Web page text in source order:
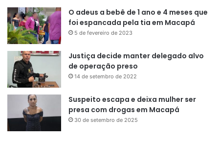
O adeus a bebê de 1 ano e 4 meses que
foi espancada pela tia em Macapá
5 de fevereiro de 2023
Justiça decide manter delegado alvo
de operação preso
14 de setembro de 2022
Suspeito escapa e deixa mulher ser
presa com drogas em Macapá
30 de setembro de 2025